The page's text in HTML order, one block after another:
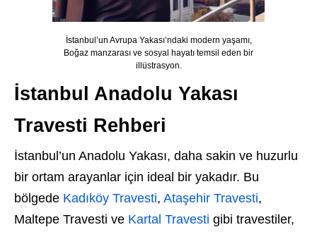
İstanbul’un Avrupa Yakası’ndaki modern yaşamı,
Boğaz manzarası ve sosyal hayatı temsil eden bir
illüstrasyon.
İstanbul Anadolu Yakası
Travesti Rehberi
İstanbul’un Anadolu Yakası, daha sakin ve huzurlu
bir ortam arayanlar için ideal bir yakadır. Bu
bölgede Kadıköy Travesti, Ataşehir Travesti,
Maltepe Travesti ve Kartal Travesti gibi travestiler,